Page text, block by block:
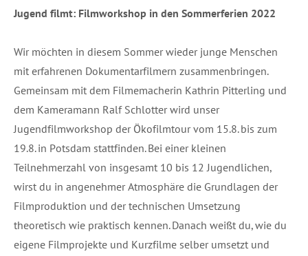
Jugend filmt: Filmworkshop in den Sommerferien 2022
Wir möchten in diesem Sommer wieder junge Menschen
mit erfahrenen Dokumentarfilmern zusammenbringen.
Gemeinsam mit dem Filmemacherin Kathrin Pitterling und
dem Kameramann Ralf Schlotter wird unser
Jugendfilmworkshop der Ökofilmtour vom 15.8. bis zum
19.8. in Potsdam stattfinden. Bei einer kleinen
Teilnehmerzahl von insgesamt 10 bis 12 Jugendlichen,
wirst du in angenehmer Atmosphäre die Grundlagen der
Filmproduktion und der technischen Umsetzung
theoretisch wie praktisch kennen. Danach weißt du, wie du
eigene Filmprojekte und Kurzfilme selber umsetzt und